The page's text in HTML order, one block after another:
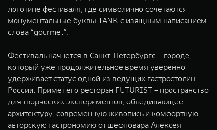
логотипе фестиваля, где символично сочетаются
монументальные буквы TANK с изящным написанием
слова “gourmet”.
Фестиваль начнется в Санкт-Петербурге – городе,
который уже продолжительное время уверенно
удерживает статус одной из ведущих гастростолиц
России. Примет его ресторан FUTURIST – пространство
для творческих экспериментов, объединяющее
архитектуру, современную живопись и комфортную
авторскую гастрономию от шефповара Алексея